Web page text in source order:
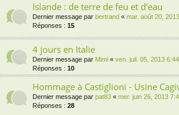
Islande : de terre de feu et d'eau
Dernier message par bertrand « mar. août 20,
Réponses : 15
4 jours en Italie
Dernier message par Mimi « ven. juil. 05, 2013
Réponses : 10
Hommage à Castiglioni - Usine
Dernier message par pat83 « mer. juin 26, 2013
Réponses : 28